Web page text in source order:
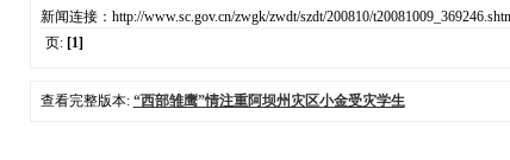
新闻连接：http://www.sc.gov.cn/zwgk/zwdt/szdt/200810/
页: [1]
查看完整版本: “西部雏鹰”情注重阿坝州灾区小金受灾学生